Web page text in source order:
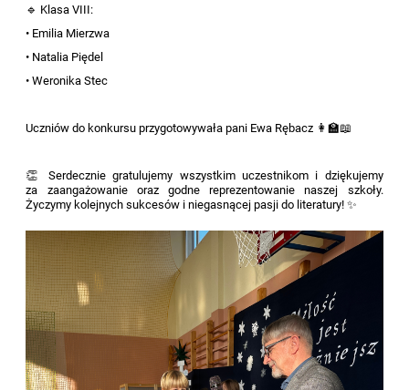
🔹 Klasa VIII:
• Emilia Mierzwa
• Natalia Piędel
• Weronika Stec
Uczniów do konkursu przygotowywała pani Ewa Rębacz 👩‍🏫📖
👏 Serdecznie gratulujemy wszystkim uczestnikom i dziękujemy
za zaangażowanie oraz godne reprezentowanie naszej szkoły.
Życzymy kolejnych sukcesów i niegasnącej pasji do literatury! ✨